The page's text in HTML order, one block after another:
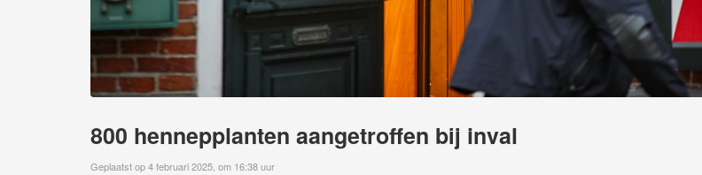
800 hennepplanten aangetroffen bij inval
Geplaatst op 4 februari 2025, om 16:38 uur